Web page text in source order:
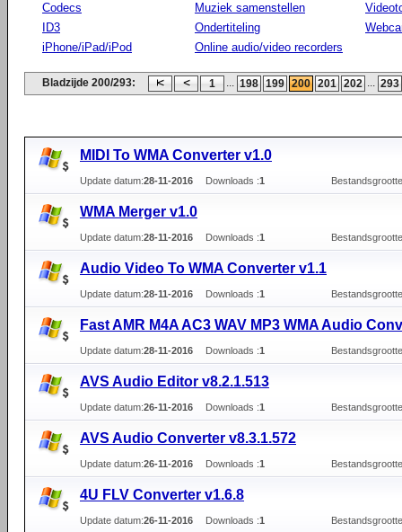
Codecs
ID3
iPhone/iPad/iPod
Muziek samenstellen
Ondertiteling
Online audio/video recorders
Bladzijde 200/293: 1 ... 198 199 200 201 202 ... 293
MIDI To WMA Converter v1.0
Update datum:28-11-2016 Downloads :1
WMA Merger v1.0
Update datum:28-11-2016 Downloads :1
Audio Video To WMA Converter v1.1
Update datum:28-11-2016 Downloads :1
Fast AMR M4A AC3 WAV MP3 WMA Audio
Update datum:28-11-2016 Downloads :1
AVS Audio Editor v8.2.1.513
Update datum:26-11-2016 Downloads :1
AVS Audio Converter v8.3.1.572
Update datum:26-11-2016 Downloads :1
4U FLV Converter v1.6.8
Update datum:26-11-2016 Downloads :1